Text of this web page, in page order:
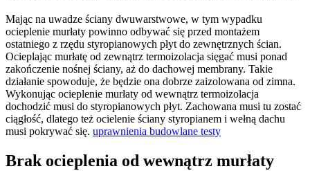
Mając na uwadze ściany dwuwarstwowe, w tym wypadku
ocieplenie murłaty powinno odbywać się przed montażem
ostatniego z rzędu styropianowych płyt do zewnętrznych ścian.
Ocieplając murłatę od zewnątrz termoizolacja sięgać musi ponad
zakończenie nośnej ściany, aż do dachowej membrany. Takie
działanie spowoduje, że będzie ona dobrze zaizolowana od zimna.
Wykonując ocieplenie murłaty od wewnątrz termoizolacja
dochodzić musi do styropianowych płyt. Zachowana musi tu zostać
ciągłość, dlatego też ocielenie ściany styropianem i wełną dachu
musi pokrywać się. uprawnienia budowlane testy
Brak ocieplenia od wewnątrz murłaty